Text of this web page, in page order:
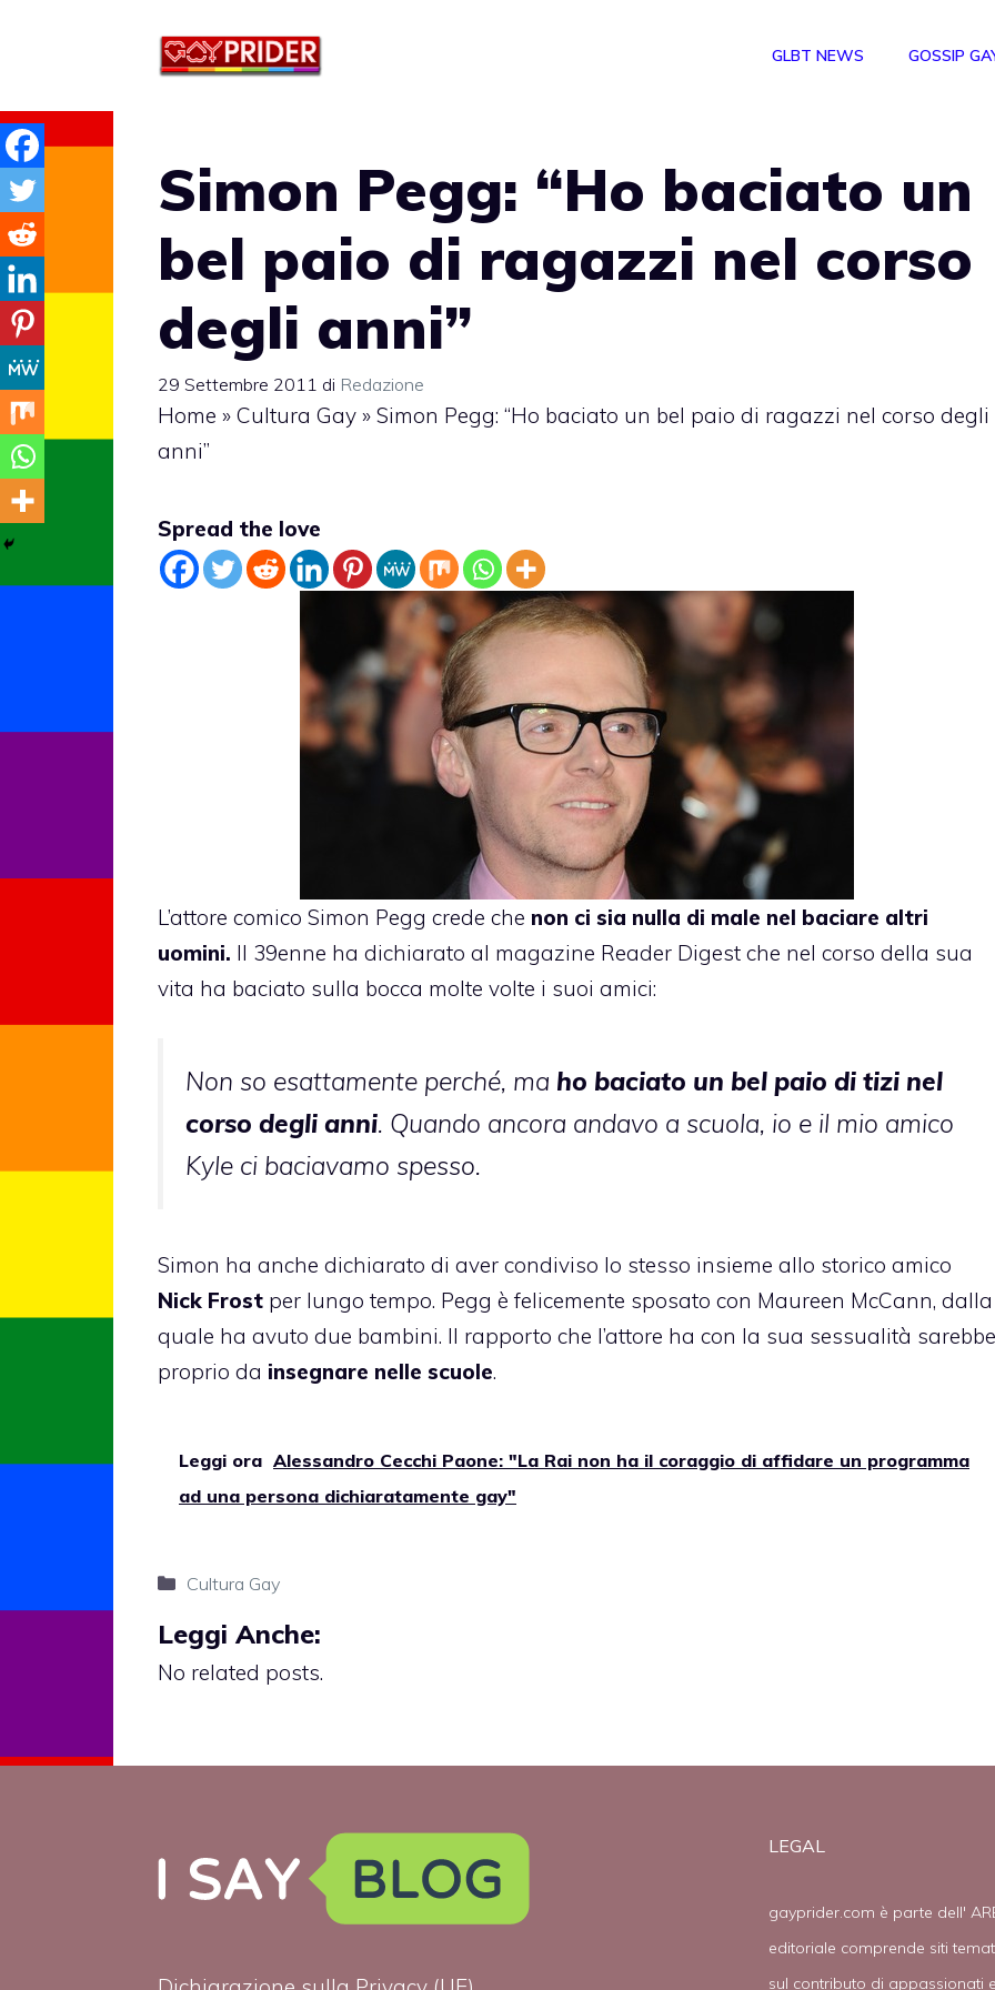
GLBT NEWS GOSSIP
Simon Pegg: “Ho baciato un
bel paio di ragazzi nel corso
degli anni”
29 Settembre 2011 di Redazione
Home » Cultura Gay » Simon Pegg: “Ho baciato un bel paio di ragazzi nel corso degli
anni”
Spread the love
L’attore comico Simon Pegg crede che non ci sia nulla di male nel baciare altri
uomini. Il 39enne ha dichiarato al magazine Reader Digest che nel corso della sua
vita ha baciato sulla bocca molte volte i suoi amici:
Non so esattamente perché, ma ho baciato un bel paio di tizi nel
corso degli anni. Quando ancora andavo a scuola, io e il mio amico
Kyle ci baciavamo spesso.
Simon ha anche dichiarato di aver condiviso lo stesso insieme allo storico amico
Nick Frost per lungo tempo. Pegg è felicemente sposato con Maureen McCann, dalla
quale ha avuto due bambini. Il rapporto che l’attore ha con la sua sessualità sarebbe
proprio da insegnare nelle scuole.
Leggi ora Alessandro Cecchi Paone: "La Rai non ha il coraggio di affidare un programma
ad una persona dichiaratamente gay"
Categorie
Cultura Gay
Leggi Anche:
No related posts.
LEGAL
gayprider.com è parte dell'
editoriale comprende siti
sul contributo di appassionati